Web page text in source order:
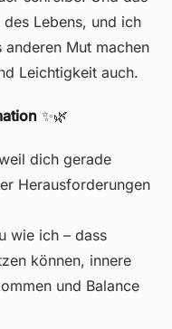
Lebens, und ich
Mut machen
Leichtigkeit auch.
✨🌿
dich gerade
Herausforderungen
wie ich – dass
können, innere
und Balance